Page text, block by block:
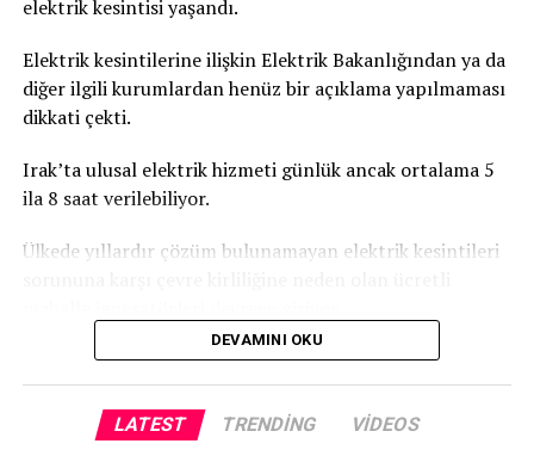
elektrik kesintisi yaşandı.
Elektrik kesintilerine ilişkin Elektrik Bakanlığından ya da
diğer ilgili kurumlardan henüz bir açıklama yapılmaması
dikkati çekti.
Irak’ta ulusal elektrik hizmeti günlük ancak ortalama 5
ila 8 saat verilebiliyor.
Ülkede yıllardır çözüm bulunamayan elektrik kesintileri
DEVAMINI OKU
LATEST TRENDING VIDEOS